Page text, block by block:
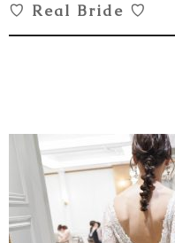
♡ Real Bride ♡